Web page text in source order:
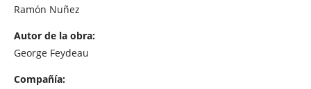
Ramón Nuñez
Autor de la obra:
George Feydeau
Compañía: